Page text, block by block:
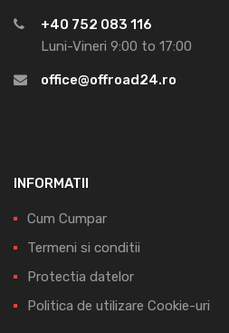
+40 752 083 116
Luni-Vineri 9:00 to 17:00
office@offroad24.ro
INFORMATII
Cum Cumpar
Termeni si conditii
Protectia datelor
Politica de utilizare Cookie-uri